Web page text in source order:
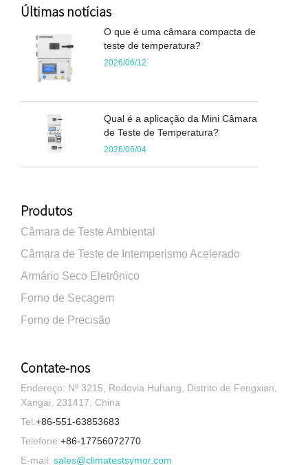
Últimas notícias
O que é uma câmara compacta de
teste de temperatura?
2026/06/12
Qual é a aplicação da Mini Câmara
de Teste de Temperatura?
2026/06/04
Produtos
Câmara de Teste Ambiental
Câmara de Teste de Intemperismo Acelerado
Armário Seco Eletrônico
Forno de Secagem
Forno de Precisão
Contate-nos
Endereço: Nº 3215, Rodovia Huhang, Distrito de Fengxian,
Xangai, 231417, China
Tel:+86-551-63853683
Telefone:+86-17756072770
E-mail: sales@climatestsymor.com